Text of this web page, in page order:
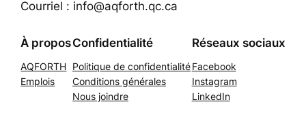
Courriel : info@aqforth.qc.ca
À propos
AQFORTH
Emplois
Confidentialité
Politique de confidentialité
Conditions générales
Nous joindre
Réseaux sociaux
Facebook
Instagram
LinkedIn